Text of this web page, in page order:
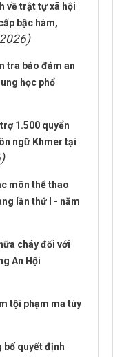
về trật tự xã hội
bậc hàm,
tra bảo đảm an
học phổ
1.500 quyển
ngữ Khmer tại
môn thể thao
lần thứ I - năm
cháy đối với
An Hội
tội phạm ma túy
bố quyết định